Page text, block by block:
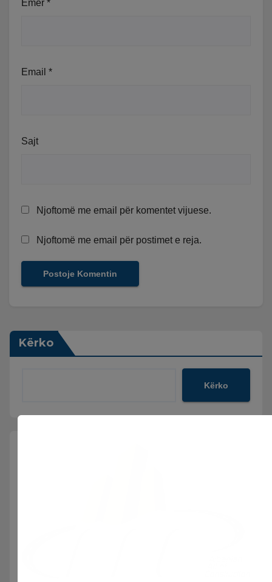
Emër *
Email *
Sajt
Njoftomë me email për komentet vijuese.
Njoftomë me email për postimet e reja.
Kërko
Kërko